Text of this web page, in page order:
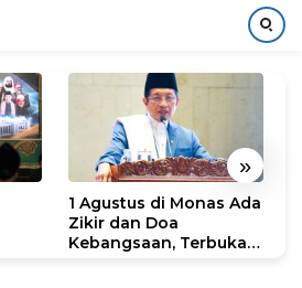
»
1 Agustus di Monas Ada
Zikir dan Doa
Kebangsaan, Terbuka